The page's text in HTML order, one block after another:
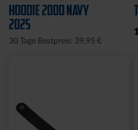
HOODIE 2000 NAVY
2025
30 Tage Bestpreis: 39,95 €